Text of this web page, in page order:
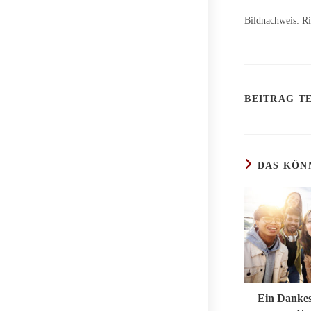
Bildnachweis:
BEITRAG
DAS
Ein